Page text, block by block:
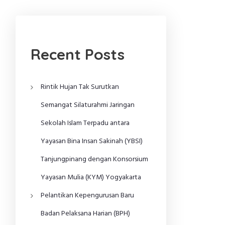
Recent Posts
Rintik Hujan Tak Surutkan
Semangat Silaturahmi Jaringan
Sekolah Islam Terpadu antara
Yayasan Bina Insan Sakinah (YBSI)
Tanjungpinang dengan Konsorsium
Yayasan Mulia (KYM) Yogyakarta
Pelantikan Kepengurusan Baru
Badan Pelaksana Harian (BPH)